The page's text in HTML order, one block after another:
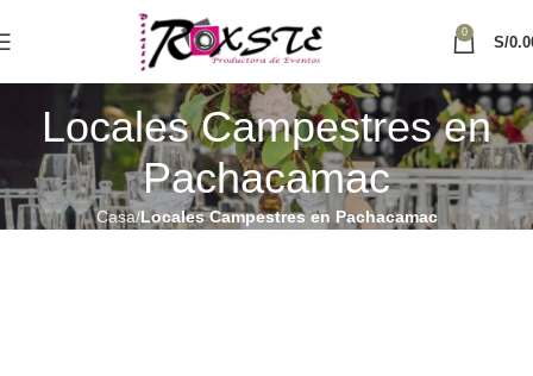
0
S/
Locales Campestres en
Pachacamac
Casa Locales Campestres en Pachacamac